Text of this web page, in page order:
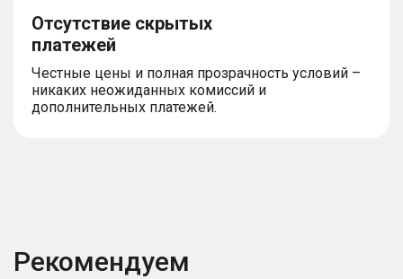
Отсутствие скрытых
платежей
Честные цены и полная прозрачность условий –
никаких неожиданных комиссий и
дополнительных платежей.
Рекомендуем